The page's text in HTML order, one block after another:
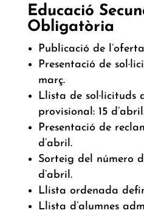
Educació
Obligatòria
Publicació de
Presentació de
març.
Llista de sol·licituds
provisional: 15
Presentació de
d’abril.
Sorteig del número
d’abril.
Llista ordenada
Llista d’alumnes